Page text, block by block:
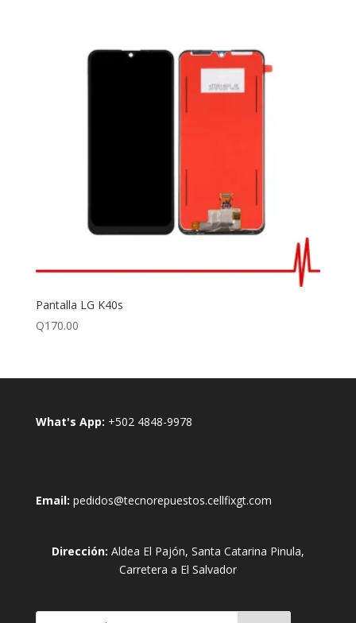
Pantalla LG K40s
Q170.00
What's App: +502 4848-9978
Email: pedidos@tecnorepuestos.cellfixgt.com
Dirección: Aldea El Pajón, Santa Catarina Pinula,
Carretera a El Salvador